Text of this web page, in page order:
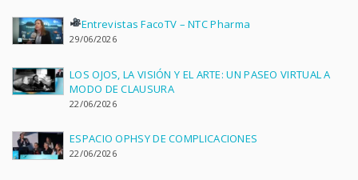
Entrevistas FacoTV – NTC Pharma
29/06/2026
LOS OJOS, LA VISIÓN Y EL ARTE: UN PASEO VIRTUAL A
MODO DE CLAUSURA
22/06/2026
ESPACIO OPHSY DE COMPLICACIONES
22/06/2026